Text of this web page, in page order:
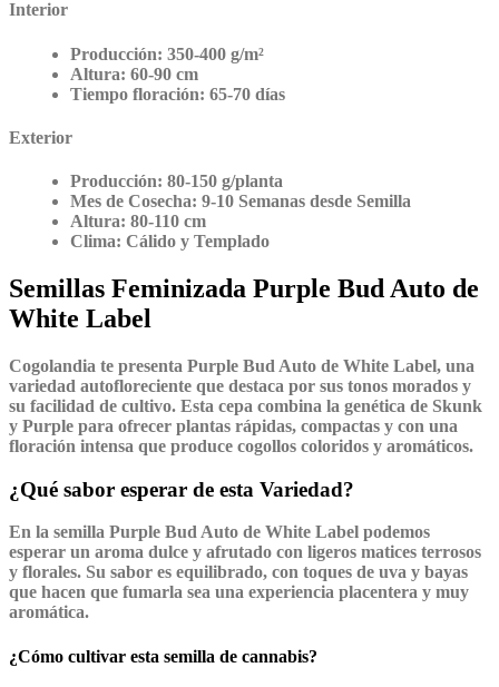
Interior
Producción: 350-400 g/m²
Altura: 60-90 cm
Tiempo floración: 65-70 días
Exterior
Producción: 80-150 g/planta
Mes de Cosecha: 9-10 Semanas desde Semilla
Altura: 80-110 cm
Clima: Cálido y Templado
Semillas Feminizada Purple Bud Auto de
White Label
Cogolandia te presenta Purple Bud Auto de White Label, una
variedad autofloreciente que destaca por sus tonos morados y
su facilidad de cultivo. Esta cepa combina la genética de Skunk
y Purple para ofrecer plantas rápidas, compactas y con una
floración intensa que produce cogollos coloridos y aromáticos.
¿Qué sabor esperar de esta Variedad?
En la semilla Purple Bud Auto de White Label podemos
esperar un aroma dulce y afrutado con ligeros matices terrosos
y florales. Su sabor es equilibrado, con toques de uva y bayas
que hacen que fumarla sea una experiencia placentera y muy
aromática.
¿Cómo cultivar esta semilla de cannabis?